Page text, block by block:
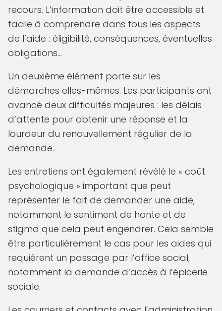
recours. L’information doit être accessible et
facile à comprendre dans tous les aspects
de l’aide : éligibilité, conséquences, éventuelles
obligations…
Un deuxième élément porte sur les
démarches elles-mêmes. Les participants ont
avancé deux difficultés majeures : les délais
d’attente pour obtenir une réponse et la
lourdeur du renouvellement régulier de la
demande.
Les entretiens ont également révélé le « coût
psychologique » important que peut
représenter le fait de demander une aide,
notamment le sentiment de honte et de
stigma que cela peut engendrer. Cela semble
être particulièrement le cas pour les aides qui
requièrent un passage par l’office social,
notamment la demande d’accès à l’épicerie
sociale.